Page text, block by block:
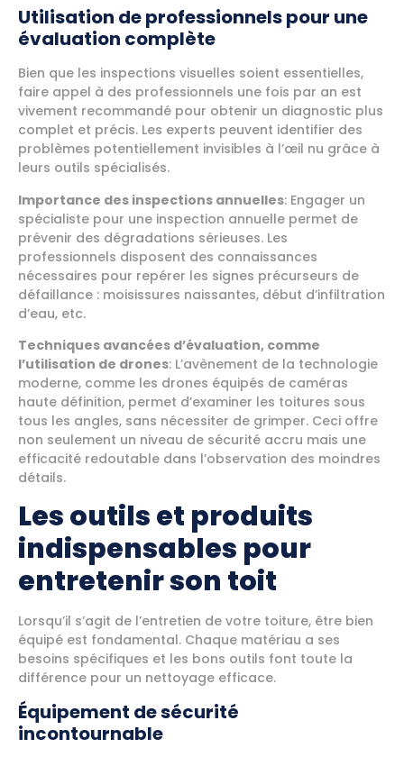
Utilisation de professionnels pour une
évaluation complète
Bien que les inspections visuelles soient essentielles,
faire appel à des professionnels une fois par an est
vivement recommandé pour obtenir un diagnostic plus
complet et précis. Les experts peuvent identifier des
problèmes potentiellement invisibles à l’œil nu grâce à
leurs outils spécialisés.
Importance des inspections annuelles: Engager un
spécialiste pour une inspection annuelle permet de
prévenir des dégradations sérieuses. Les
professionnels disposent des connaissances
nécessaires pour repérer les signes précurseurs de
défaillance : moisissures naissantes, début d’infiltration
d’eau, etc.
Techniques avancées d’évaluation, comme
l’utilisation de drones: L’avènement de la technologie
moderne, comme les drones équipés de caméras
haute définition, permet d’examiner les toitures sous
tous les angles, sans nécessiter de grimper. Ceci offre
non seulement un niveau de sécurité accru mais une
efficacité redoutable dans l’observation des moindres
détails.
Les outils et produits
indispensables pour
entretenir son toit
Lorsqu’il s’agit de l’entretien de votre toiture, être bien
équipé est fondamental. Chaque matériau a ses
besoins spécifiques et les bons outils font toute la
différence pour un nettoyage efficace.
Équipement de sécurité
incontournable